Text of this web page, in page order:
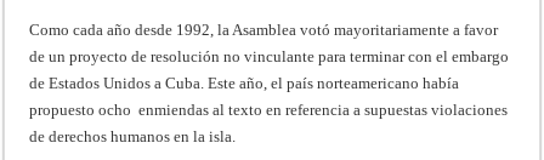
Como cada año desde 1992, la Asamblea votó mayoritariamente a favor
de un proyecto de resolución no vinculante para terminar con el embargo
de Estados Unidos a Cuba. Este año, el país norteamericano había
propuesto ocho enmiendas al texto en referencia a supuestas violaciones
de derechos humanos en la isla.